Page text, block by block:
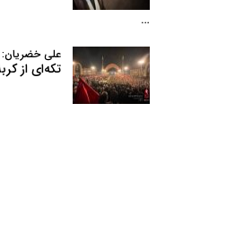
…
علی خضریان:
تکه‌ای از